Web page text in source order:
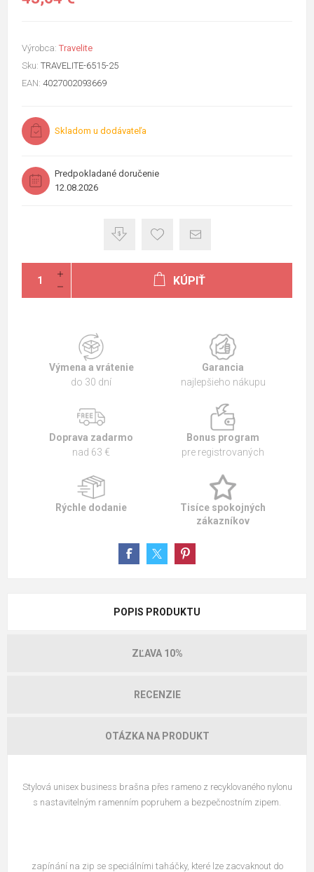
Výrobca: Travelite
Sku: TRAVELITE-6515-25
EAN: 4027002093669
Skladom u dodávateľa
Predpokladané doručenie
12.08.2026
KÚPIŤ
Výmena a vrátenie
do 30 dní
Garancia
najlepšieho nákupu
Doprava zadarmo
nad 63 €
Bonus program
pre registrovaných
Rýchle dodanie
Tisíce spokojných
zákazníkov
POPIS PRODUKTU
ZĽAVA 10%
RECENZIE
OTÁZKA NA PRODUKT
Stylová unisex business brašna přes rameno z recyklovaného nylonu
s nastavitelným ramenním popruhem a bezpečnostním zipem.
zapínání na zip se speciálními taháčky, které lze zacvaknout do